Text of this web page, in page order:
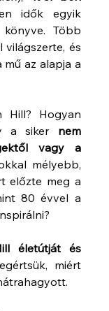
idők egyik
Több
és
az alapja a
Hill? Hogyan
a siker nem
vagy a
mélyebb,
előzte meg a
80 évvel a
életútját és
miért